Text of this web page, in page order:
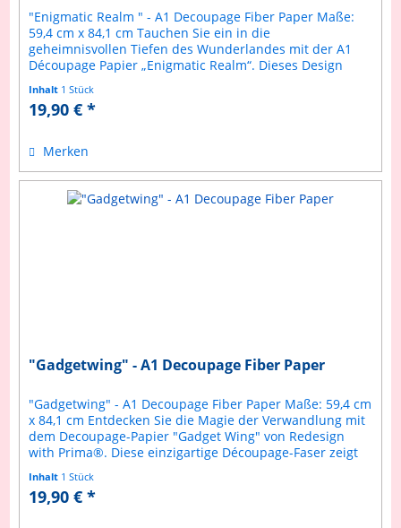
"Enigmatic Realm " - A1 Decoupage Fiber Paper Maße:
59,4 cm x 84,1 cm Tauchen Sie ein in die
geheimnisvollen Tiefen des Wunderlandes mit der A1
Découpage Papier „Enigmatic Realm“. Dieses Design
Inhalt 1 Stück
19,90 € *
Merken
"Gadgetwing" - A1 Decoupage Fiber Paper
"Gadgetwing" - A1 Decoupage Fiber Paper Maße: 59,4 cm
x 84,1 cm Entdecken Sie die Magie der Verwandlung mit
dem Decoupage-Papier "Gadget Wing" von Redesign
with Prima®. Diese einzigartige Découpage-Faser zeigt
Inhalt 1 Stück
19,90 € *